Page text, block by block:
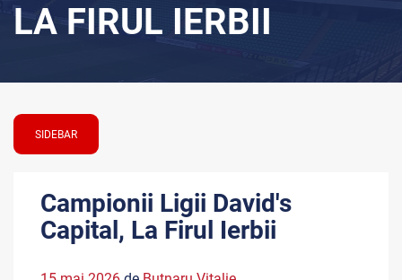
LA FIRUL IERBII
SIDEBAR
Campionii Ligii David's
Capital, La Firul Ierbii